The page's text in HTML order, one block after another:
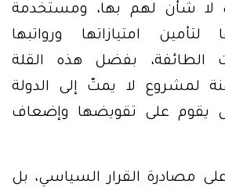
لا شأن لهم بها، ومستخدمة
امتيازاتها ورواتبها
الطائفة، بفضل هذه القلة
لمشروع لا يمتّ إلى الدولة
بل يقوم على تقويضها وإضعاف
مصادرة القرار السياسي، بل